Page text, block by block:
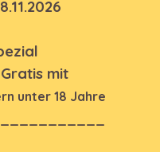
mit
unter 18 Jahre